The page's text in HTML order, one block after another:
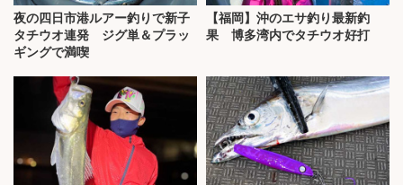
夜の四日市港ルアー釣りで新子
タチウオ連発 ジグ単＆プラッ
ギングで満喫
【福岡】沖のエサ釣り最新釣
果 博多湾内でタチウオ好打